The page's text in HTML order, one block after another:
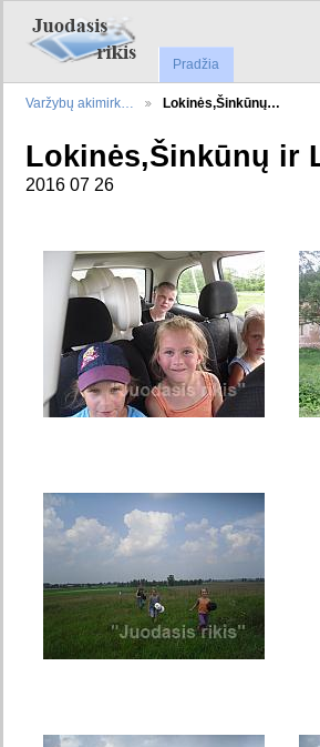
Pradžia
Varžybų akimirk… Lokinės,Šinkūnų…
Lokinės,Šinkūnų ir
2016 07 26